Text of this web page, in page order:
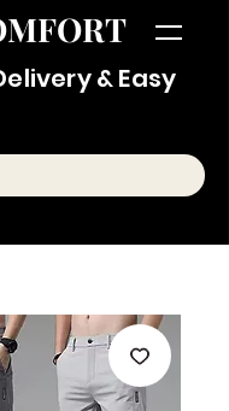
& Easy